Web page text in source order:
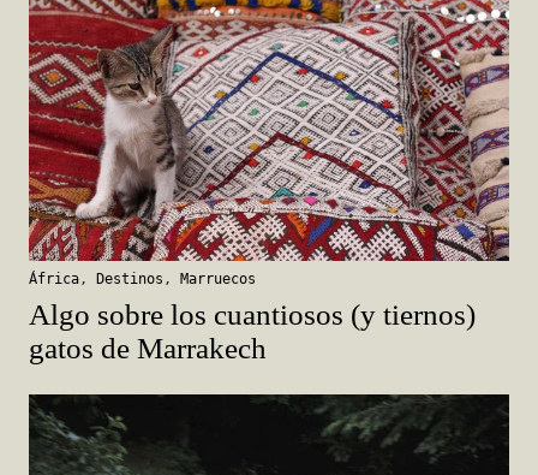
África,Destinos,Marruecos
Algo sobre los cuantiosos (y tiernos)
gatos de Marrakech